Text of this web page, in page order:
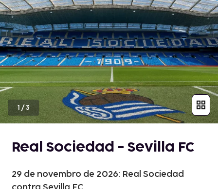
1 /3
Real Sociedad - Sevilla FC
29 de novembro de 2026: Real Sociedad